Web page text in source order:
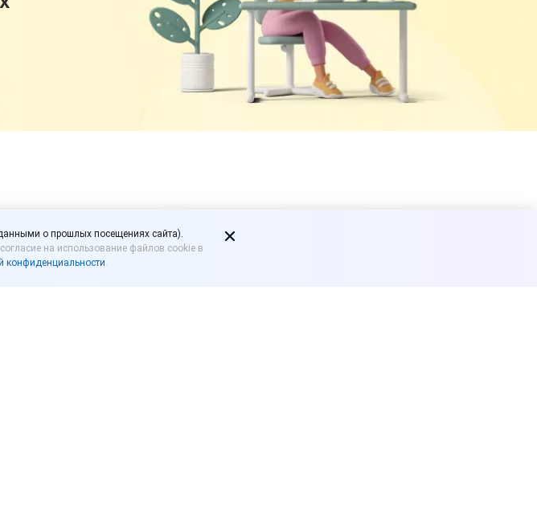
крепкий алкоголь
о прошлых посещениях сайта).
на использование файлов cookie в
конфиденциальности.